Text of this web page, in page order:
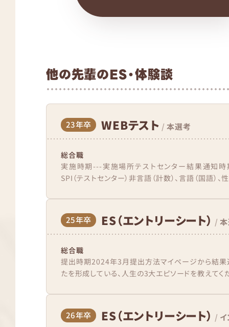
他の先輩のES・体験談
23年卒 WEBテスト / 本選考
総合職
実施時期---実施場所テストセンター結果通知
SPI（テストセンター）非言語（計数）、言語（国語）
25年卒 ES（エントリーシート） /
総合職
提出時期2024年3月提出方法マイページから結
たを形成している、人生の3大エピソードを教えてく
26年卒 ES（エントリーシート） /